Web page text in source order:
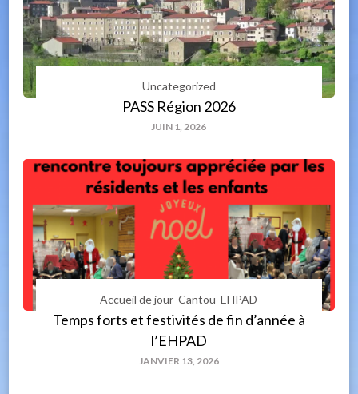
Uncategorized
PASS Région 2026
JUIN 1, 2026
Accueil de jour Cantou EHPAD
Temps forts et festivités de fin d’année à
l’EHPAD
JANVIER 13, 2026